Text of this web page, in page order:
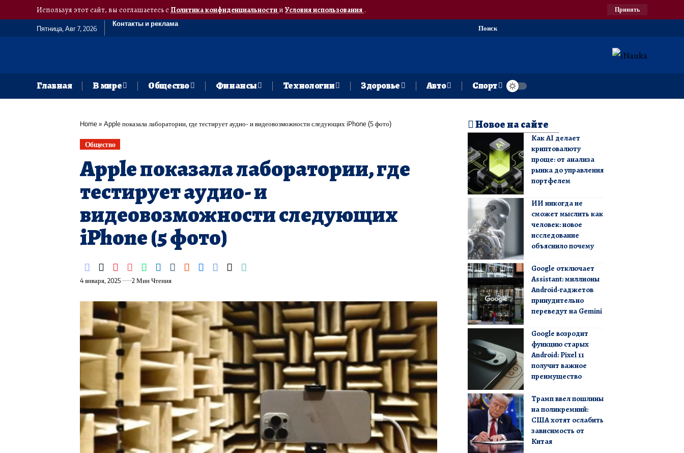
Используя этот сайт, вы соглашаетесь сПолитика конфиденциальностии Условия использования. Принять
Пятница, Авг 7, 2026
Контакты и реклама
Поиск
Главная В мире Общество Финансы Технологии Здоровье Авто Спорт
Home» Apple показала лаборатории, где тестирует аудио- и видеовозможности следующих iPhone (5 фото)
Общество
Apple показала лаборатории, где
тестирует аудио- и
видеовозможности следующих
iPhone (5 фото)
4 января, 2025 2 Мин Чтения
Новое на сайте
Как AI делает
криптовалюту
проще: от анализа
рынка до управления
портфелем
ИИ никогда не
сможет мыслить как
человек: новое
исследование
объяснило почему
Google отключает
Assistant: миллионы
Android-гаджетов
принудительно
переведут на Gemini
Google возродит
функцию старых
Android: Pixel 11
получит важное
преимущество
Трамп ввел пошлины
на поликремний:
США хотят ослабить
зависимость от
Китая